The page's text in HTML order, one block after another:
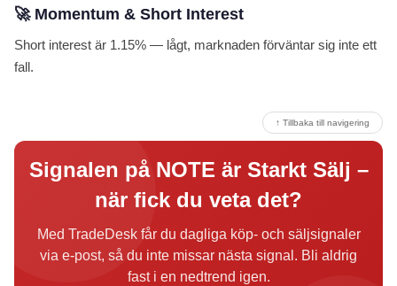
🚀 Momentum & Short Interest
Short interest är 1.15% — lågt, marknaden förväntar sig inte ett
fall.
↑ Tillbaka till navigering
Signalen på NOTE är Starkt Sälj –
när fick du veta det?
Med TradeDesk får du dagliga köp- och säljsignaler
via e-post, så du inte missar nästa signal. Bli aldrig
fast i en nedtrend igen.